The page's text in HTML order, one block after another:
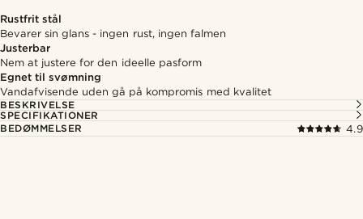
Rustfrit stål
Bevarer sin glans - ingen rust, ingen falmen
Justerbar
Nem at justere for den ideelle pasform
Egnet til svømning
Vandafvisende uden gå på kompromis med kvalitet
BESKRIVELSE
SPECIFIKATIONER
BEDØMMELSER
4.9